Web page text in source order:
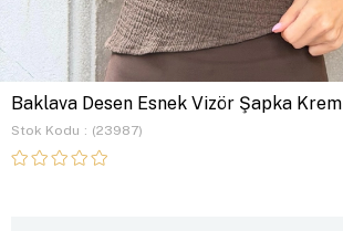
Baklava Desen Esnek Vizör Şapka Krem
Stok Kodu (23987)